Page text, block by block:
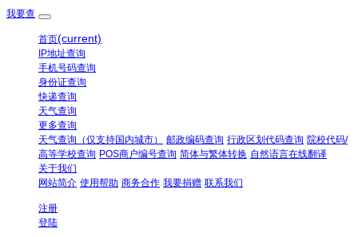
我要查
首页(current)
IP地址查询
手机号码查询
身份证查询
快递查询
天气查询
更多查询
天气查询（仅支持国内城市）
邮政编码查询 行政区划代码查询 院校代码/
高等学校查询 POS商户编号查询 简体与繁体转换 自然语言在线翻译
关于我们
网站简介 使用帮助 商务合作 我要捐赠 联系我们
注册
登陆